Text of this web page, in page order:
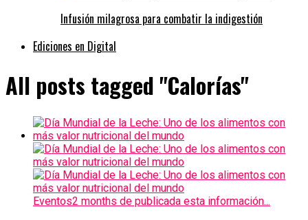
Infusión milagrosa para combatir la indigestión
Ediciones en Digital
All posts tagged "Calorías"
Eventos2 months de publicada esta información...